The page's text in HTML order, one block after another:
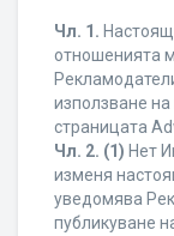
Чл. 1.
отношенията
използване
страницата
Чл. 2. (1) Нет
изменя
уведомява
публикуване